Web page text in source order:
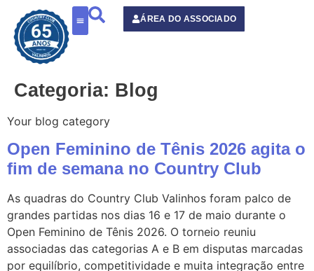
conteúdo
ÁREA DO ASSOCIADO
Categoria: Blog
Your blog category
Open Feminino de Tênis 2026 agita o
fim de semana no Country Club
As quadras do Country Club Valinhos foram palco de
grandes partidas nos dias 16 e 17 de maio durante o
Open Feminino de Tênis 2026. O torneio reuniu
associadas das categorias A e B em disputas marcadas
por equilíbrio, competitividade e muita integração entre